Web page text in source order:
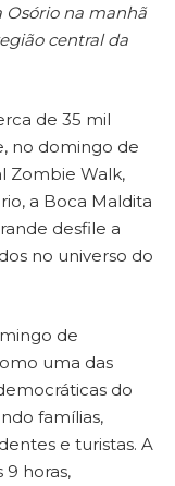
Osório na manhã
central da
de 35 mil
no domingo de
Zombie Walk,
a Boca Maldita
desfile a
no universo do
de
uma das
do
famílias,
e turistas. A
horas,